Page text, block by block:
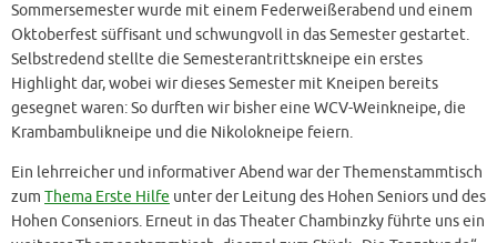
Sommersemester wurde mit einem Federweißerabend und einem
Oktoberfest süffisant und schwungvoll in das Semester gestartet.
Selbstredend stellte die Semesterantrittskneipe ein erstes
Highlight dar, wobei wir dieses Semester mit Kneipen bereits
gesegnet waren: So durften wir bisher eine WCV-Weinkneipe, die
Krambambulikneipe und die Nikolokneipe feiern.
Ein lehrreicher und informativer Abend war der Themenstammtisch
zum Thema Erste Hilfe unter der Leitung des Hohen Seniors und des
Hohen Conseniors. Erneut in das Theater Chambinzky führte uns ein